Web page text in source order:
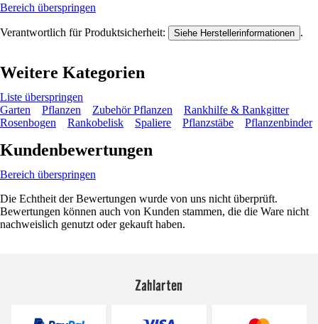
Bereich überspringen
Verantwortlich für Produktsicherheit: Siehe Herstellerinformationen .
Weitere Kategorien
Liste überspringen
Garten
Pflanzen Zubehör Pflanzen
Rankhilfe & Rankgitter
Rosenbogen
Rankobelisk Spaliere Pflanzstäbe Pflanzenbinder
Kundenbewertungen
Bereich überspringen
Die Echtheit der Bewertungen wurde von uns nicht überprüft.
Bewertungen können auch von Kunden stammen, die die Ware nicht
nachweislich genutzt oder gekauft haben.
Zahlarten